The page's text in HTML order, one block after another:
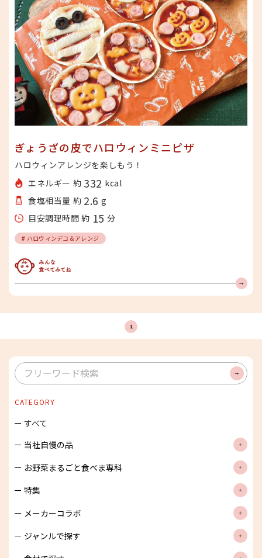
ぎょうざの皮でハロウィンミニピザ
ハロウィンアレンジを楽しもう！
エネルギー 約 332 kcal
食塩相当量 約 2.6 g
目安調理時間 約 15 分
# ハロウィンデコ＆アレンジ
みんな食べてみてね
1
検
CATEGORY
すべて
当社自慢の品
お野菜まるごと食べま専科
特集
メーカーコラボ
ジャンルで探す